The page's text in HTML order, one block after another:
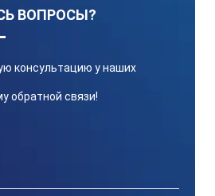
ВОПРОСЫ?
консультацию у наших
обратной связи!